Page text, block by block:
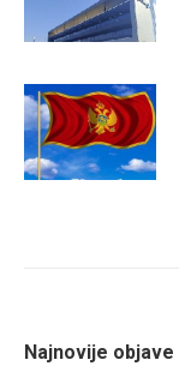
Najnovije objave